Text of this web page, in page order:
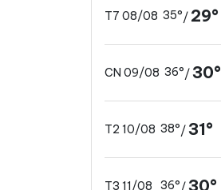
T7 08/08 35°/ 29°
CN 09/08 36°/30°
T2 10/08 38°/31°
T3 11/08 36° 30°